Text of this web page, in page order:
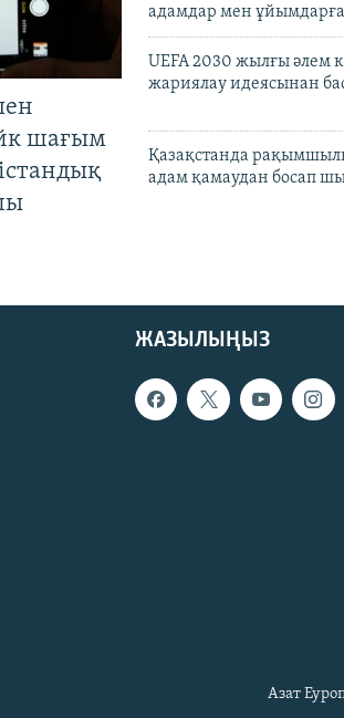
шағым
адамдар мен
UEFA 2030 жылғы әлем
жариялау идеясынан
Қазақстанда
адам қамаудан босап
ЖАЗЫЛЫҢЫЗ
Азат